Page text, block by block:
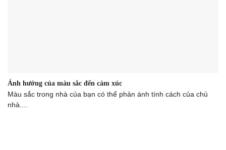
Ảnh hưởng của màu sắc đến cảm xúc
Màu sắc trong nhà của bạn có thể phản ánh tính cách của chủ
nhà....